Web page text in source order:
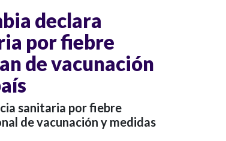
declara
por fiebre
de vacunación
sanitaria por fiebre
de vacunación y medidas